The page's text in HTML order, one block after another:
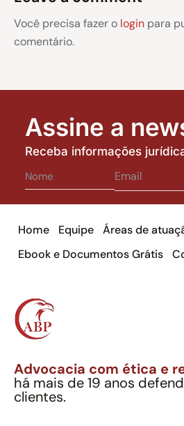
Você precisa fazer o login para
comentário.
Assine a
Receba informações
Home Equipe Áreas de
Ebook e Documentos Grátis
Advocacia com ética e
há mais de 19 anos
clientes.